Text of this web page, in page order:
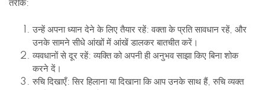
तरीके:
उन्हें अपना ध्यान देने के लिए तैयार रहें: वक्ता के प्रति सावधान रहें, और
उनके सामने सीधे आंखों में आंखें डालकर बातचीत करें।
व्यवधानों से दूर रहें: व्यक्ति को अपनी ही अनुभव साझा किए बिना शोक
करने दें।
रुचि दिखाएँ: सिर हिलाना या दिखाना कि आप उनके साथ हैं, रुचि व्यक्त